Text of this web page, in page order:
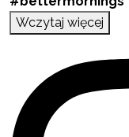
Wczytaj więcej